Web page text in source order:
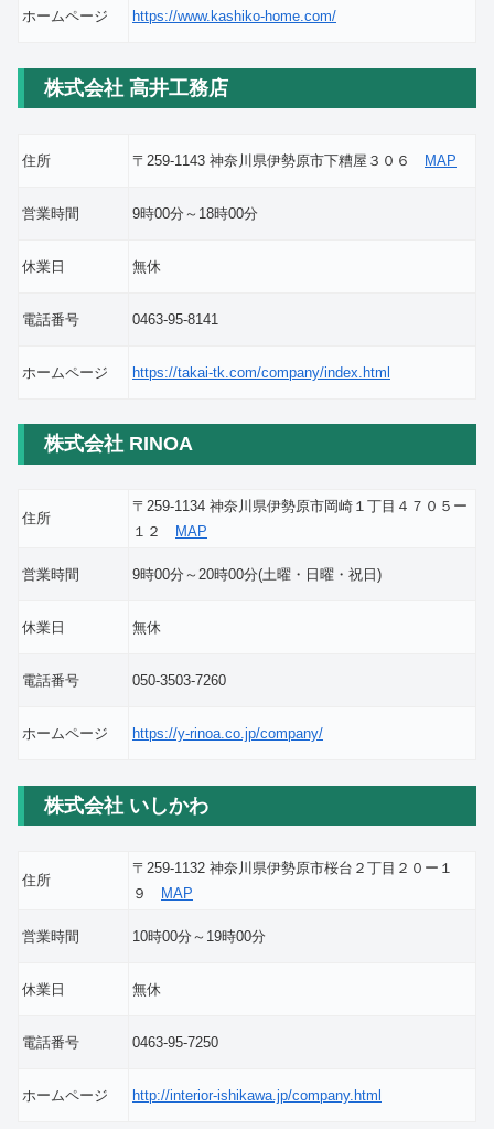
ホームページ https://www.kashiko-home.com/
株式会社 高井工務店
住所 〒259-1143 神奈川県伊勢原市下糟屋３０６ MAP
営業時間 9時00分～18時00分
休業日 無休
電話番号 0463-95-8141
ホームページ https://takai-tk.com/company/index.html
株式会社 RINOA
住所
〒259-1134 神奈川県伊勢原市岡崎１丁目４７０５ー
１２
MAP
営業時間 9時00分～20時00分(土曜・日曜・祝日)
休業日 無休
電話番号 050-3503-7260
ホームページ https://y-rinoa.co.jp/company/
株式会社 いしかわ
住所
〒259-1132 神奈川県伊勢原市桜台２丁目２０ー１
９
MAP
営業時間 10時00分～19時00分
休業日 無休
電話番号 0463-95-7250
ホームページ http://interior-ishikawa.jp/company.html